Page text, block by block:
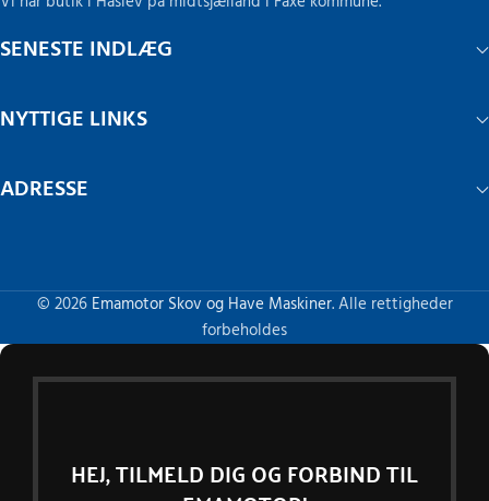
SENESTE INDLÆG
NYTTIGE LINKS
ADRESSE
© 2026 Emamotor Skov og Have Maskiner. Alle rettigheder
forbeholdes
HEJ, TILMELD DIG OG FORBIND TIL